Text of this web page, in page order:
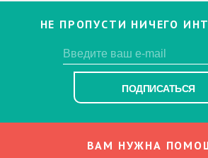
НЕ ПРОПУСТИ НИЧЕГО
ПОДПИСАТЬСЯ
ВАМ НУЖНА